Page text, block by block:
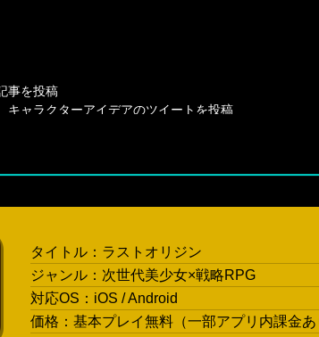
事を投稿
キャラクターアイデアのツイートを投稿
し投稿します。
に画像、音声、音楽、映像等を添付することができま
い、もしくはご自身に著作権があるコンテンツに限り
場合、著作権は(株)SmartJoyに帰属します。
イベントであるため、作品に含まれる画像、音声、
タイトル：ラストオリジン
ジャンル：次世代美少女×戦略RPG
対応OS：iOS / Android
価格：基本プレイ無料（一部アプリ内課金あ